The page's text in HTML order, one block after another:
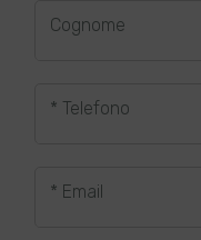
Cognome
* Telefono
* Email